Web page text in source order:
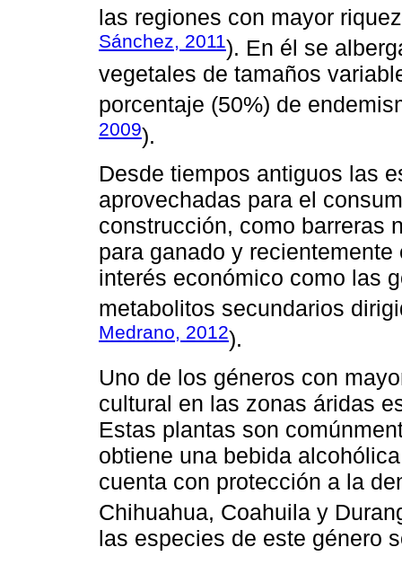
las regiones con mayor
Sánchez, 2011). En él se
vegetales de tamaños
porcentaje (50%) de
2009).
Desde tiempos antiguos las
aprovechadas para el
construcción, como barreras
para ganado y
interés económico como las
metabolitos secundarios
Medrano, 2012).
Uno de los géneros con
cultural en las zonas áridas
Estas plantas son
obtiene una bebida
cuenta con protección a la
Chihuahua, Coahuila y
las especies de este género